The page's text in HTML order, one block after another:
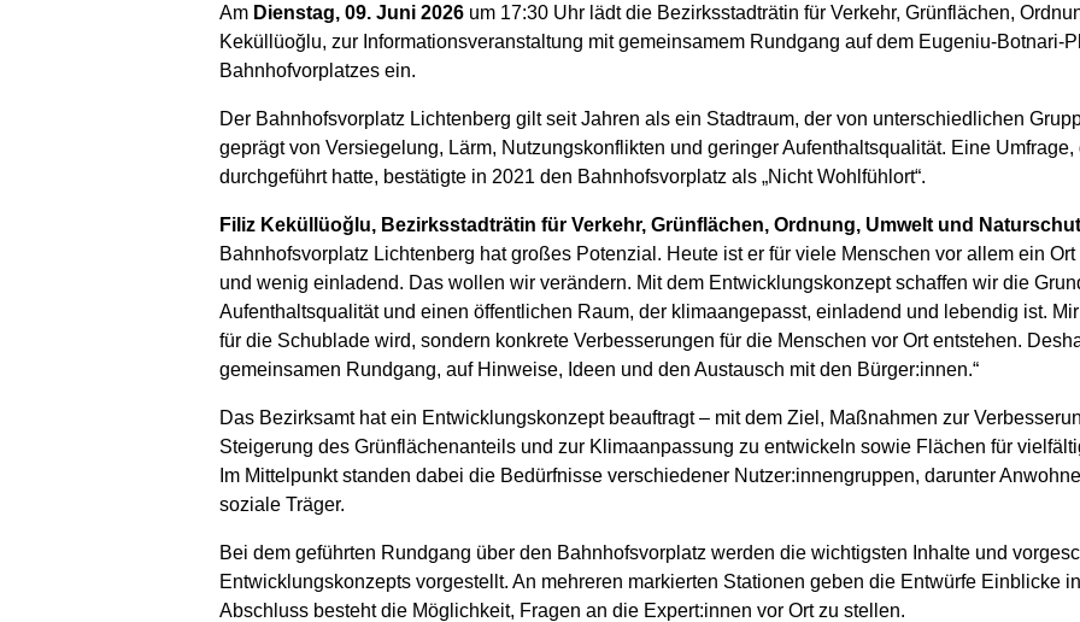
Am Dienstag, 09. Juni 2026 um 17:30 Uhr lädt die Bezirksstadträtin für Verkehr, Grünflächen,
Keküllüoğlu, zur Informationsveranstaltung mit gemeinsamem Rundgang auf dem Eugeniu-Botnari-
Bahnhofvorplatzes ein.
Der Bahnhofsvorplatz Lichtenberg gilt seit Jahren als ein Stadtraum, der von unterschiedlichen
geprägt von Versiegelung, Lärm, Nutzungskonflikten und geringer Aufenthaltsqualität. Eine
durchgeführt hatte, bestätigte in 2021 den Bahnhofsvorplatz als „Nicht Wohlfühlort“.
Filiz Keküllüoğlu, Bezirksstadträtin für Verkehr, Grünflächen, Ordnung, Umwelt und
Bahnhofsvorplatz Lichtenberg hat großes Potenzial. Heute ist er für viele Menschen vor allem ein
und wenig einladend. Das wollen wir verändern. Mit dem Entwicklungskonzept schaffen wir die
Aufenthaltsqualität und einen öffentlichen Raum, der klimaangepasst, einladend und lebendig ist.
für die Schublade wird, sondern konkrete Verbesserungen für die Menschen vor Ort entstehen.
gemeinsamen Rundgang, auf Hinweise, Ideen und den Austausch mit den Bürger:innen.“
Das Bezirksamt hat ein Entwicklungskonzept beauftragt – mit dem Ziel, Maßnahmen zur
Steigerung des Grünflächenanteils und zur Klimaanpassung zu entwickeln sowie Flächen für
Im Mittelpunkt standen dabei die Bedürfnisse verschiedener Nutzer:innengruppen, darunter
soziale Träger.
Bei dem geführten Rundgang über den Bahnhofsvorplatz werden die wichtigsten Inhalte und
Entwicklungskonzepts vorgestellt. An mehreren markierten Stationen geben die Entwürfe Einblicke
Abschluss besteht die Möglichkeit, Fragen an die Expert:innen vor Ort zu stellen.